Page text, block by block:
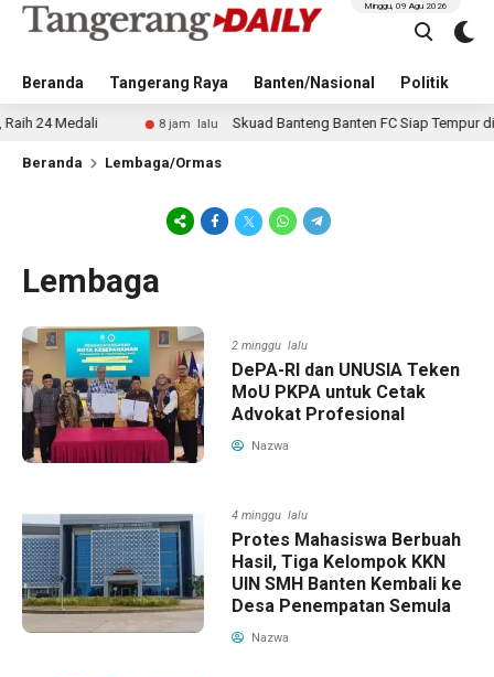
Beranda Tangerang Raya Banten/Nasional Politik
Minggu, 09 Agu 2026
8 jam lalu Skuad Banteng Banten FC Siap Tempur di
Beranda Lembaga/Ormas
Lembaga
2 minggu lalu
DePA-RI dan UNUSIA Teken
MoU PKPA untuk Cetak
Advokat Profesional
Nazwa
4 minggu lalu
Protes Mahasiswa Berbuah
Hasil, Tiga Kelompok KKN
UIN SMH Banten Kembali ke
Desa Penempatan Semula
Nazwa